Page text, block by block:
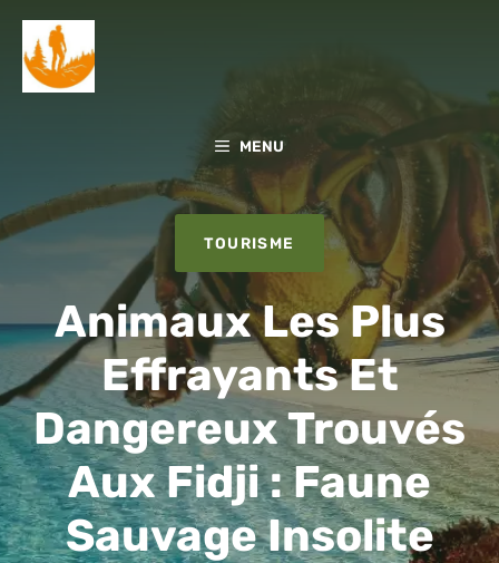
contenu
MENU
TOURISME
Animaux Les Plus
Effrayants Et
Dangereux Trouvés
Aux Fidji : Faune
Sauvage Insolite